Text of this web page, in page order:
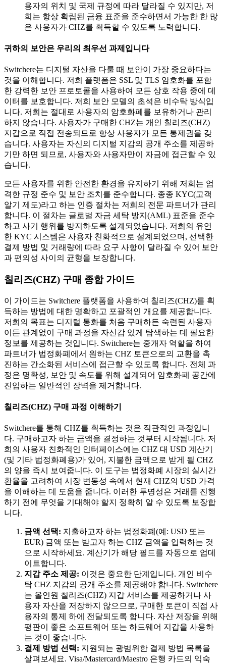
용자의 위치 및 국제 규정에 따라 달라질 수 있지만, 저
희는 항상 확립된 금융 표준을 준수하면서 가능한 한 많
은 사용자가 CHZ를 획득할 수 있도록 노력합니다.
귀하의 보안은 우리의 최우선 과제입니다
Switchere는 디지털 자산을 다룰 때 보안이 가장 중요하다는
것을 이해합니다. 저희 플랫폼은 SSL 및 TLS 암호화를 포함
한 강력한 보안 프로토콜을 사용하여 모든 상호 작용 중에 데
이터를 보호합니다. 저희 보안 모델의 초석은 비수탁 방식입
니다. 저희는 절대로 사용자의 암호화폐를 보유하거나 관리
하지 않습니다. 사용자가 구매한 CHZ는 개인 칠리즈(CHZ)
지갑으로 직접 전송되므로 항상 사용자가 모든 통제권을 갖
습니다. 사용자는 자신의 디지털 지갑의 공개 주소를 제공하
기만 하면 되므로, 사용자와 사용자만이 자금에 접근할 수 있
습니다.
모든 사용자를 위한 안전한 환경을 유지하기 위해 저희는 엄
격한 규정 준수 및 보안 조치를 준수합니다. 종종 KYC(고객
알기 제도)라고 하는 인증 절차는 저희의 전문 파트너가 관리
합니다. 이 절차는 글로벌 자금 세탁 방지(AML) 표준을 준수
하고 사기 행위를 방지하도록 설계되었습니다. 저희의 유연
한 KYC 시스템은 사용자 친화적으로 설계되었으며, 선택한
결제 방법 및 거래량에 따라 요구 사항이 달라질 수 있어 보안
과 편의성 사이의 균형을 보장합니다.
칠리즈(CHZ) 구매 종합 가이드
이 가이드는 Switchere 플랫폼을 사용하여 칠리즈(CHZ)를 획
득하는 방법에 대한 명확하고 포괄적인 개요를 제공합니다.
저희의 목표는 디지털 통화를 처음 구매하든 숙련된 사용자
이든 관계없이 구매 과정을 자신감 있게 탐색하는 데 필요한
정보를 제공하는 것입니다. Switchere는 중개자 역할을 하여
파트너가 법정화폐에서 원하는 CHZ 토큰으로의 교환을 촉
진하는 간소화된 서비스에 접근할 수 있도록 합니다. 전체 과
정은 명확성, 보안 및 속도를 위해 설계되어 암호화폐 공간에
진입하는 일반적인 장벽을 제거합니다.
칠리즈(CHZ) 구매 과정 이해하기
Switchere를 통해 CHZ를 획득하는 것은 직관적인 과정입니
다. 구매하고자 하는 금액을 결정하는 것부터 시작됩니다. 저
희의 사용자 친화적인 인터페이스에는 CHZ 대 USD 계산기
(및 기타 법정화폐용)가 있어, 지불한 금액으로 받게 될 CHZ
의 양을 즉시 보여줍니다. 이 도구는 법정화폐 시장의 실시간
환율을 고려하여 시장 변동성 속에서 현재 CHZ의 USD 가격
을 이해하는 데 도움을 줍니다. 이러한 투명성은 거래를 진행
하기 전에 무엇을 기대해야 할지 정확히 알 수 있도록 보장합
니다.
금액 선택: 지출하고자 하는 법정화폐(예: USD 또는
EUR) 금액 또는 받고자 하는 CHZ 금액을 입력하는 것
으로 시작하세요. 계산기가 해당 필드를 자동으로 업데
이트합니다.
지갑 주소 제공: 이것은 중요한 단계입니다. 개인 비수
탁 CHZ 지갑의 공개 주소를 제공해야 합니다. Switchere
는 올인원 칠리즈(CHZ) 지갑 서비스를 제공하거나 사
용자 자산을 저장하지 않으므로, 구매한 토큰이 직접 사
용자의 통제 하에 전달되도록 합니다. 자산 저장을 위해
평판이 좋은 소프트웨어 또는 하드웨어 지갑을 사용하
는 것이 좋습니다.
결제 방법 선택: 지원되는 광범위한 결제 방법 목록을
살펴보세요. Visa/Mastercard/Maestro 은행 카드의 익숙